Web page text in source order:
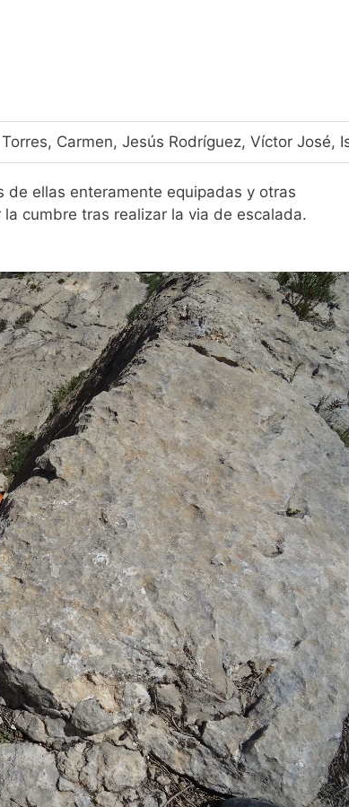
Carmen, Jesús Rodríguez, Víctor José,
de ellas enteramente equipadas y otras
cumbre tras realizar la via de escalada.